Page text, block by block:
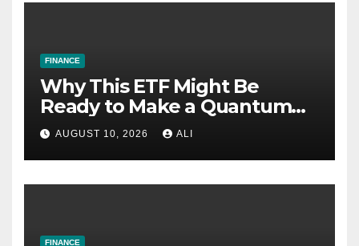
FINANCE
Why This ETF Might Be
Ready to Make a Quantum
Leap
AUGUST 10, 2026 ALI
FINANCE